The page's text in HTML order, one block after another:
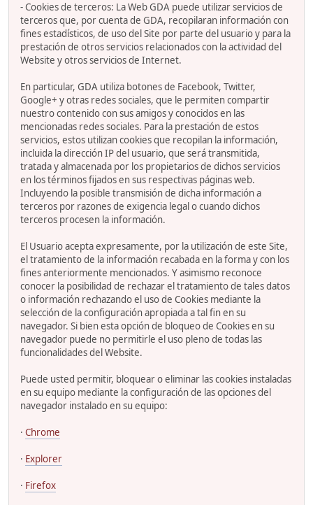
- Cookies de terceros: La Web GDA puede utilizar servicios de
terceros que, por cuenta de GDA, recopilaran información con
fines estadísticos, de uso del Site por parte del usuario y para la
prestación de otros servicios relacionados con la actividad del
Website y otros servicios de Internet.
En particular, GDA utiliza botones de Facebook, Twitter,
Google+ y otras redes sociales, que le permiten compartir
nuestro contenido con sus amigos y conocidos en las
mencionadas redes sociales. Para la prestación de estos
servicios, estos utilizan cookies que recopilan la información,
incluida la dirección IP del usuario, que será transmitida,
tratada y almacenada por los propietarios de dichos servicios
en los términos fijados en sus respectivas páginas web.
Incluyendo la posible transmisión de dicha información a
terceros por razones de exigencia legal o cuando dichos
terceros procesen la información.
El Usuario acepta expresamente, por la utilización de este Site,
el tratamiento de la información recabada en la forma y con los
fines anteriormente mencionados. Y asimismo reconoce
conocer la posibilidad de rechazar el tratamiento de tales datos
o información rechazando el uso de Cookies mediante la
selección de la configuración apropiada a tal fin en su
navegador. Si bien esta opción de bloqueo de Cookies en su
navegador puede no permitirle el uso pleno de todas las
funcionalidades del Website.
Puede usted permitir, bloquear o eliminar las cookies instaladas
en su equipo mediante la configuración de las opciones del
navegador instalado en su equipo:
· Chrome
· Explorer
· Firefox